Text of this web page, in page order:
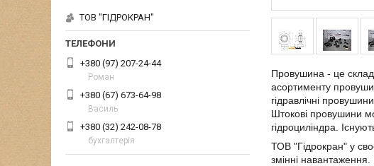
Провушина - це
асортименту
гідравлічні
Штокові провушини
гідроциліндра.
ТОВ "Гідрокран" у
змінні
ТОВ "ГІДРОКРАН"
+380 (97) 207-24-44
Роман
+380 (67) 673-64-98
Василь
+380 (32) 242-08-78
бухгалтерія